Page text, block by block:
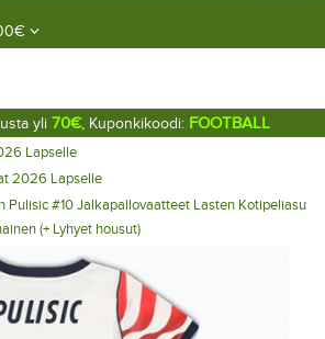
yli 70€, Kuponkikoodi: FOOTBALL
Lapselle
2026 Lapselle
Pulisic #10 Jalkapallovaatteet Lasten Kotipeliasu
(+ Lyhyet housut)